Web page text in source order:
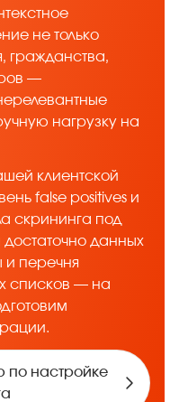
не только
гражданства,
—
нагрузку на
клиентской
false positives и
скрининга под
данных
и перечня
списков — на
по настройке